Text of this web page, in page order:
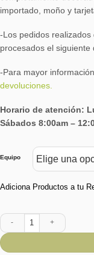
importado, moño y
-Los pedidos
procesados el siguiente
-Para mayor
devoluciones.
Horario de atención:
Sábados 8:00am –
Equipo
Adiciona Productos a tu
THE ULTIMATE DAD